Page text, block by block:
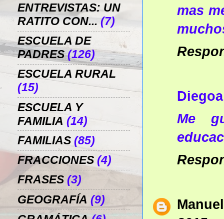
mas
Me
ENTREVISTAS: UN
RATITO CON... (7)
ESCUELA DE
PADRES (126)
ESCUELA RURAL
(15)
ESCUELA Y
FAMILIA (14)
FAMILIAS (85)
FRACCIONES (4)
FRASES (3)
GEOGRAFÍA (9)